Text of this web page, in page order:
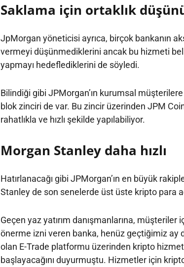
Saklama için ortaklık
JpMorgan yöneticisi ayrıca, birçok bankanın
vermeyi düşünmediklerini ancak bu hizmeti
yapmayı hedeflediklerini de söyledi.
Bilindiği gibi JPMorgan’ın kurumsal
blok zinciri de var. Bu zincir üzerinden JPM
rahatlıkla ve hızlı şekilde yapılabiliyor.
Morgan Stanley daha hızlı
Hatırlanacağı gibi JPMorgan’ın en büyük
Stanley de son senelerde üst üste kripto para
Geçen yaz yatırım danışmanlarına, müşteriler
önerme izni veren banka, henüz geçtiğimiz ay
olan E-Trade platformu üzerinden kripto
başlayacağını duyurmuştu. Hizmetler için kripto